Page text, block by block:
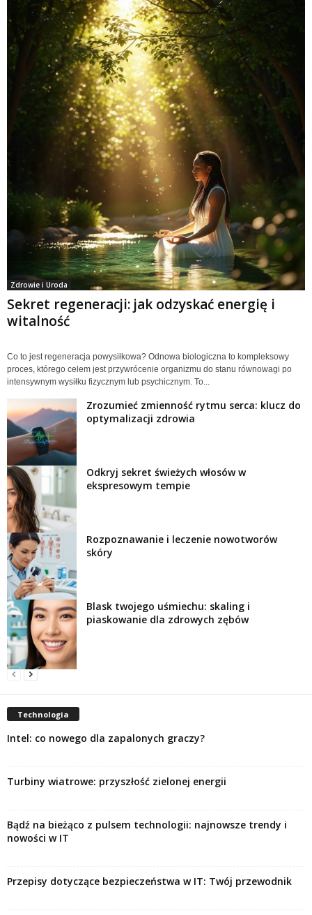
Zdrowie i Uroda
Sekret regeneracji: jak odzyskać energię i
witalność
Co to jest regeneracja powysiłkowa? Odnowa biologiczna to kompleksowy
proces, którego celem jest przywrócenie organizmu do stanu równowagi po
intensywnym wysiłku fizycznym lub psychicznym. To...
Zrozumieć zmienność rytmu serca: klucz do
optymalizacji zdrowia
Odkryj sekret świeżych włosów w
ekspresowym tempie
Rozpoznawanie i leczenie nowotworów
skóry
Blask twojego uśmiechu: skaling i
piaskowanie dla zdrowych zębów
Technologia
Intel: co nowego dla zapalonych graczy?
Turbiny wiatrowe: przyszłość zielonej energii
Bądź na bieżąco z pulsem technologii: najnowsze trendy i
nowości w IT
Przepisy dotyczące bezpieczeństwa w IT: Twój przewodnik